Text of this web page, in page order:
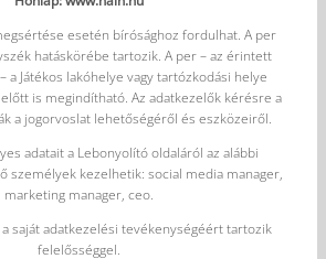
esetén bírósághoz fordulhat. A per
hatáskörébe tartozik. A per – az érintett
a Játékos lakóhelye vagy tartózkodási helye
is megindítható. Az adatkezelők kérésre a
a jogorvoslat lehetőségéről és eszközeiről.
adatait a Lebonyolító oldaláról az alábbi
személyek kezelhetik: social media manager,
marketing manager, ceo.
saját adatkezelési tevékenységéért tartozik
felelősséggel.